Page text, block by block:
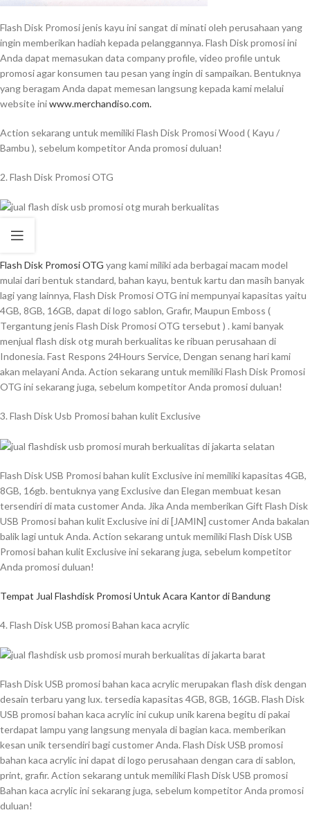
Flash Disk Promosi jenis kayu ini sangat di minati oleh perusahaan yang
ingin memberikan hadiah kepada pelanggannya. Flash Disk promosi ini
Anda dapat memasukan data company profile, video profile untuk
promosi agar konsumen tau pesan yang ingin di sampaikan. Bentuknya
yang beragam Anda dapat memesan langsung kepada kami melalui
website iniwww.merchandiso.com.
Action sekarang untuk memiliki Flash Disk Promosi Wood ( Kayu /
Bambu ), sebelum kompetitor Anda promosi duluan!
2. Flash Disk Promosi OTG
Flash Disk Promosi OTG yang kami miliki ada berbagai macam model
mulai dari bentuk standard, bahan kayu, bentuk kartu dan masih banyak
lagi yang lainnya, Flash Disk Promosi OTG ini mempunyai kapasitas yaitu
4GB, 8GB, 16GB, dapat di logo sablon, Grafir, Maupun Emboss (
Tergantung jenis Flash Disk Promosi OTG tersebut ) . kami banyak
menjual flash disk otg murah berkualitas ke ribuan perusahaan di
Indonesia. Fast Respons 24Hours Service, Dengan senang hari kami
akan melayani Anda. Action sekarang untuk memiliki Flash Disk Promosi
OTG ini sekarang juga, sebelum kompetitor Anda promosi duluan!
3. Flash Disk Usb Promosi bahan kulit Exclusive
Flash Disk USB Promosi bahan kulit Exclusive ini memiliki kapasitas 4GB,
8GB, 16gb. bentuknya yang Exclusive dan Elegan membuat kesan
tersendiri di mata customer Anda. Jika Anda memberikan Gift Flash Disk
USB Promosi bahan kulit Exclusive ini di [JAMIN] customer Anda bakalan
balik lagi untuk Anda. Action sekarang untuk memiliki Flash Disk USB
Promosi bahan kulit Exclusive ini sekarang juga, sebelum kompetitor
Anda promosi duluan!
Tempat Jual Flashdisk Promosi Untuk Acara Kantor di Bandung
4. Flash Disk USB promosi Bahan kaca acrylic
Flash Disk USB promosi bahan kaca acrylic merupakan flash disk dengan
desain terbaru yang lux. tersedia kapasitas 4GB, 8GB, 16GB. Flash Disk
USB promosi bahan kaca acrylic ini cukup unik karena begitu di pakai
terdapat lampu yang langsung menyala di bagian kaca. memberikan
kesan unik tersendiri bagi customer Anda. Flash Disk USB promosi
bahan kaca acrylic ini dapat di logo perusahaan dengan cara di sablon,
print, grafir. Action sekarang untuk memiliki Flash Disk USB promosi
Bahan kaca acrylic ini sekarang juga, sebelum kompetitor Anda promosi
duluan!